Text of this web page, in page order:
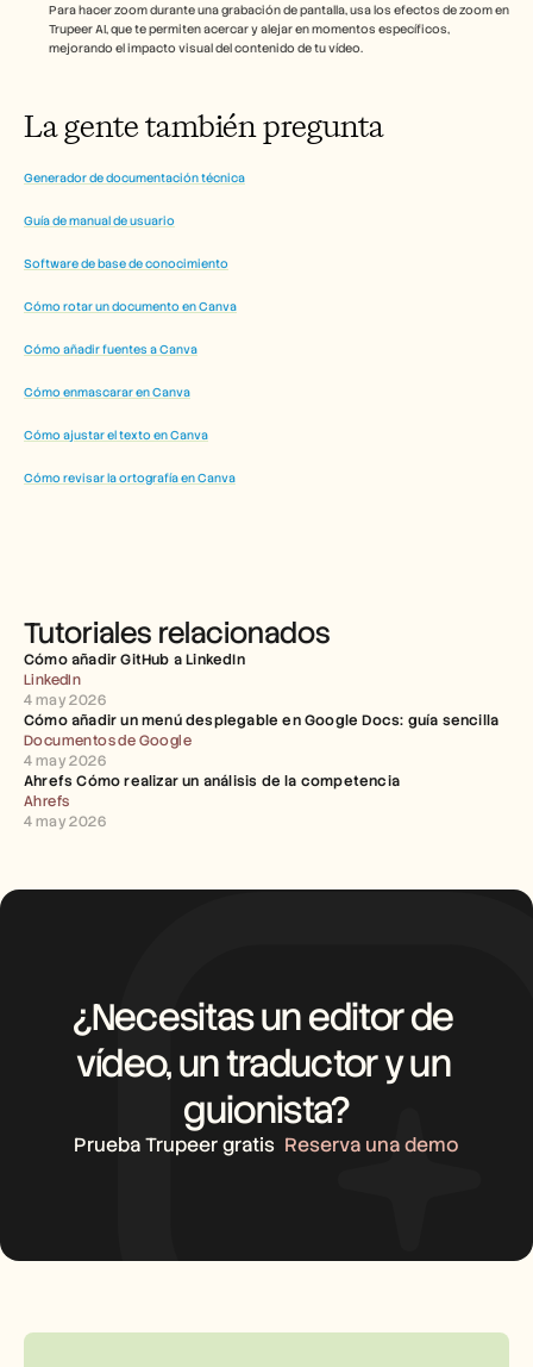
Para hacer zoom durante una grabación de pantalla, usa los efectos de zoom en
Trupeer AI, que te permiten acercar y alejar en momentos específicos,
mejorando el impacto visual del contenido de tu vídeo.
La gente también pregunta
Generador de documentación técnica
Guía de manual de usuario
Software de base de conocimiento
Cómo rotar un documento en Canva
Cómo añadir fuentes a Canva
Cómo enmascarar en Canva
Cómo ajustar el texto en Canva
Cómo revisar la ortografía en Canva
Tutoriales relacionados
Cómo añadir GitHub a LinkedIn
LinkedIn
4 may 2026
Cómo añadir un menú desplegable en Google Docs: guía sencilla
Documentos de Google
4 may 2026
Ahrefs Cómo realizar un análisis de la competencia
Ahrefs
4 may 2026
¿Necesitas un editor de
vídeo, un traductor y un
guionista?
Prueba Trupeer gratis Reserva una demo